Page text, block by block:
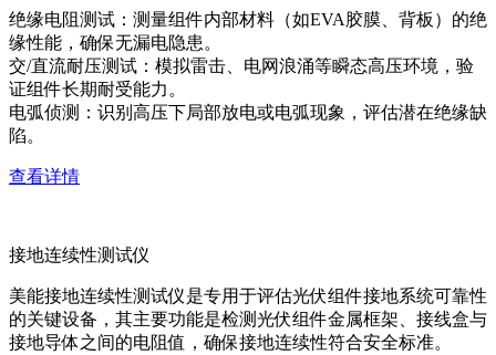
绝缘电阻测试：测量组件内部材料（如EVA胶膜、背板）的绝
缘性能，确保无漏电隐患。
交/直流耐压测试：模拟雷击、电网浪涌等瞬态高压环境，验
证组件长期耐受能力。
电弧侦测：识别高压下局部放电或电弧现象，评估潜在绝缘缺
陷。
查看详情
接地连续性测试仪
美能接地连续性测试仪是专用于评估光伏组件接地系统可靠性
的关键设备，其主要功能是检测光伏组件金属框架、接线盒与
接地导体之间的电阻值，确保接地连续性符合安全标准。